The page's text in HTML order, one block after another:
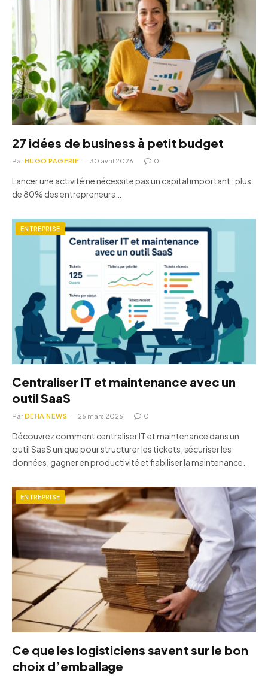
27 idées de business à petit budget
ParHUGO PAGERIE 30 avril 2026 0
Lancer une activité ne nécessite pas un capital important : plus
de 80% des entrepreneurs…
ENTREPRISE
Centraliser IT et maintenance avec un
outil SaaS
ParDEHA NEWS 26 mars 2026 0
Découvrez comment centraliser IT et maintenance dans un
outil SaaS unique pour structurer les tickets, sécuriser les
données, gagner en productivité et fiabiliser la maintenance.
ENTREPRISE
Ce que les logisticiens savent sur le bon
choix d’emballage